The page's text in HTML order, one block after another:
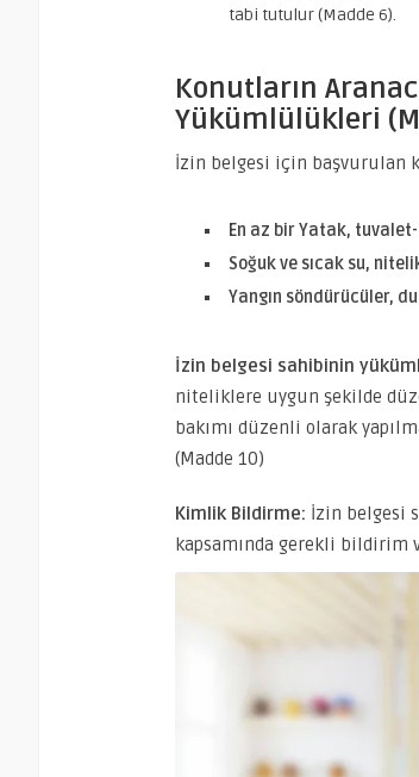
tabi tutulur (Madde 6).
Konutların
Yükümlülükleri
İzin belgesi için başvurulan
En az bir Yatak,
Soğuk ve sıcak su,
Yangın söndürücüler,
İzin belgesi sahibinin
niteliklere uygun şekilde
bakımı düzenli olarak
(Madde 10)
Kimlik Bildirme: İzin belgesi
kapsamında gerekli bildirim